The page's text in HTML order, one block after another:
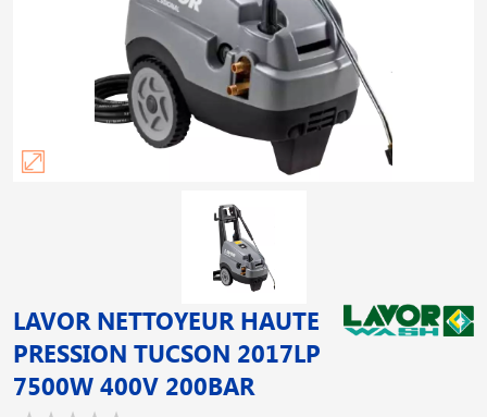
LAVOR NETTOYEUR HAUTE
PRESSION TUCSON 2017LP
7500W 400V 200BAR